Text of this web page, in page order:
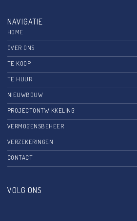
NAVIGATIE
HOME
OVER ONS
TE KOOP
TE HUUR
NIEUWBOUW
PROJECTONTWIKKELING
VERMOGENSBEHEER
VERZEKERINGEN
CONTACT
VOLG ONS